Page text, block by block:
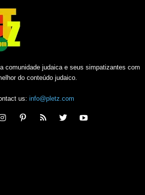
comunidade judaica e seus simpatizantes com
do conteúdo judaico.
us: info@pletz.com